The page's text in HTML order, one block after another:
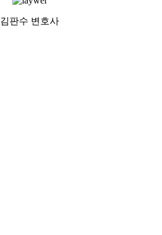
김판수 변호사